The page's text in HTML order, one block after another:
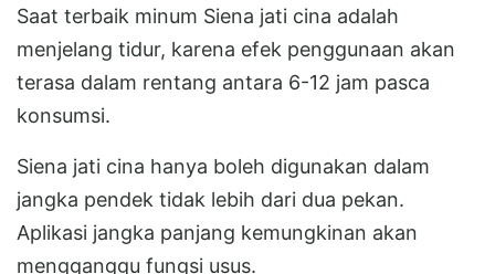
Saat terbaik minum Siena jati cina adalah
menjelang tidur, karena efek penggunaan akan
terasa dalam rentang antara 6-12 jam pasca
konsumsi.
Siena jati cina hanya boleh digunakan dalam
jangka pendek tidak lebih dari dua pekan.
Aplikasi jangka panjang kemungkinan akan
mengganggu fungsi usus.